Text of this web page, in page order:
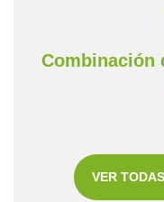
Combinación
VER